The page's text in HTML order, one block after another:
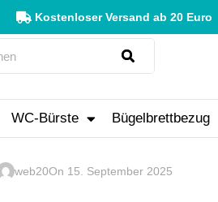
Kostenloser Versand ab 20 Euro
WC-Bürste Bügelbrettbezug
web20On 15. September 2025